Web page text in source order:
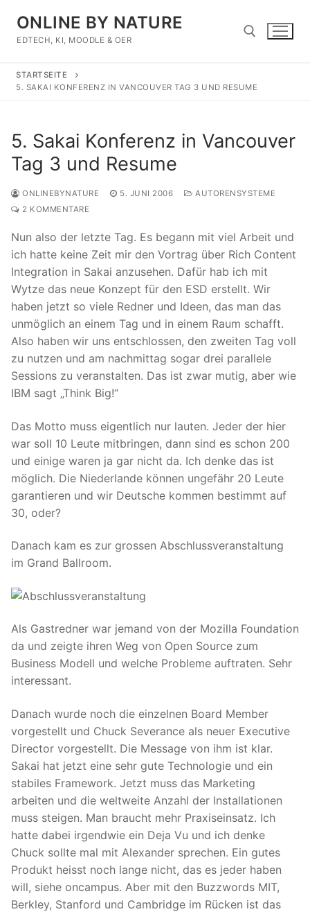
Inhalt
springen
ONLINE BY NATURE
EDTECH, KI, MOODLE & OER
Suchen nach:
STARTSEITE
5. SAKAI KONFERENZ IN VANCOUVER TAG 3 UND RESUME
5. Sakai Konferenz in Vancouver
Tag 3 und Resume
ONLINEBYNATURE 5. JUNI 2006
AUTORENSYSTEME
2 KOMMENTARE
Nun also der letzte Tag. Es begann mit viel Arbeit und
ich hatte keine Zeit mir den Vortrag über Rich Content
Integration in Sakai anzusehen. Dafür hab ich mit
Wytze das neue Konzept für den ESD erstellt. Wir
haben jetzt so viele Redner und Ideen, das man das
unmöglich an einem Tag und in einem Raum schafft.
Also haben wir uns entschlossen, den zweiten Tag voll
zu nutzen und am nachmittag sogar drei parallele
Sessions zu veranstalten. Das ist zwar mutig, aber wie
IBM sagt „Think Big!“
Das Motto muss eigentlich nur lauten. Jeder der hier
war soll 10 Leute mitbringen, dann sind es schon 200
und einige waren ja gar nicht da. Ich denke das ist
möglich. Die Niederlande können ungefähr 20 Leute
garantieren und wir Deutsche kommen bestimmt auf
30, oder?
Danach kam es zur grossen Abschlussveranstaltung
im Grand Ballroom.
Als Gastredner war jemand von der Mozilla Foundation
da und zeigte ihren Weg von Open Source zum
Business Modell und welche Probleme auftraten. Sehr
interessant.
Danach wurde noch die einzelnen Board Member
vorgestellt und Chuck Severance als neuer Executive
Director vorgestellt. Die Message von ihm ist klar.
Sakai hat jetzt eine sehr gute Technologie und ein
stabiles Framework. Jetzt muss das Marketing
arbeiten und die weltweite Anzahl der Installationen
muss steigen. Man braucht mehr Praxiseinsatz. Ich
hatte dabei irgendwie ein Deja Vu und ich denke
Chuck sollte mal mit Alexander sprechen. Ein gutes
Produkt heisst noch lange nicht, das es jeder haben
will, siehe oncampus. Aber mit den Buzzwords MIT,
Berkley, Stanford und Cambridge im Rücken ist das